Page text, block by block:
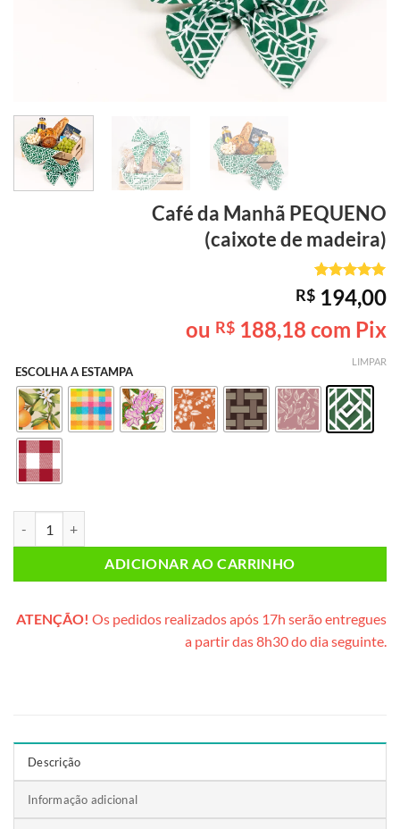
Café da Manhã PEQUENO
(caixote de madeira)
Avaliado
como5de
5, com
baseado em
2
de clientes
R$ 194,00
ou R$ 188,18 com Pix
ESCOLHA A ESTAMPA
LIMPAR
ADICIONAR AO CARRINHO
ATENÇÃO! Os pedidos realizados após 17h serão entregues
a partir das 8h30 do dia seguinte.
Descrição
Informação adicional